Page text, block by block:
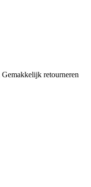
Gemakkelijk retourneren